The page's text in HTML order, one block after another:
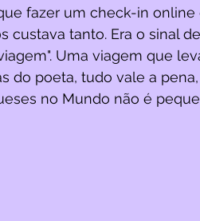
fazer um check-in
custava tanto. Era o sinal
Uma viagem que
do poeta, tudo vale a
no Mundo não é